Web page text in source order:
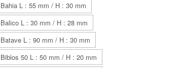
Bahia L : 55 mm / H : 30 mm
Balico L : 30 mm / H : 28 mm
Batave L : 90 mm / H : 30 mm
Biblos 50 L : 50 mm / H : 20 mm